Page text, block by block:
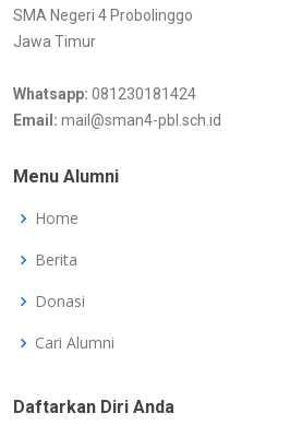
SMA Negeri 4 Probolinggo
Jawa Timur
Whatsapp: 081230181424
Email: mail@sman4-pbl.sch.id
Menu Alumni
Home
Berita
Donasi
Cari Alumni
Daftarkan Diri Anda